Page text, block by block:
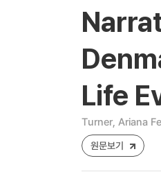
Life
Turner, Ariana
원문보기